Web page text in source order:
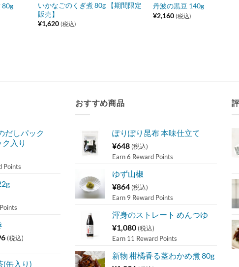
80g
いかなごのくぎ煮 80g 【期間限定
販売】
¥1,620 (税込)
丹波の黒豆 140g
¥2,160 (税込)
だしパック
入り
Points
価
(税込)
(缶入り)
おすすめ商品
ぽりぽり昆布 本味仕立て
¥648 (税込)
Earn 6 Reward Points
ゆず山椒
¥864 (税込)
Earn 9 Reward Points
渾身のストレート めんつゆ
¥1,080 (税込)
Earn 11 Reward Points
新物 柑橘香る茎わかめ煮 80g